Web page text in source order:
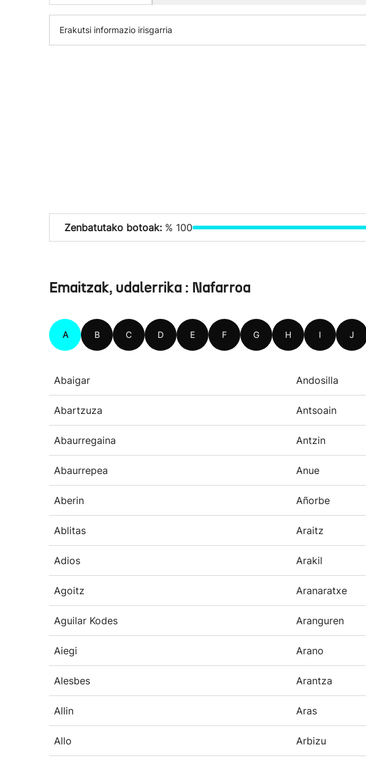
Erakutsi informazio irisgarria
Zenbatutako botoak: % 100
Emaitzak, udalerrika : Nafarroa
A B C D E F G H I J
Abaigar Andosilla
Abartzuza Antsoain
Abaurregaina Antzin
Abaurrepea Anue
Aberin Añorbe
Ablitas Araitz
Adios Arakil
Agoitz Aranaratxe
Aguilar Kodes Aranguren
Aiegi Arano
Alesbes Arantza
Allin Aras
Allo Arbizu